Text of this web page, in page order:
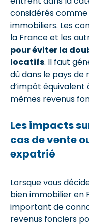
considérés
immobiliers. Les
la France et les
pour éviter la
locatifs. Il faut
dû dans le pays de
d’impôt équivalent
mêmes revenus
Les impacts
cas de vente
expatrié
Lorsque vous
bien immobilier en
important de
revenus fonciers